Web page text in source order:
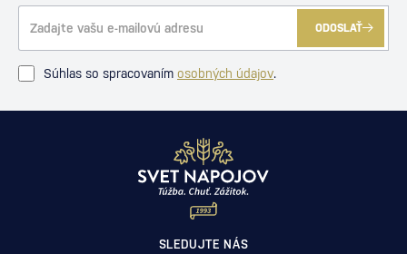
ODOSLAŤ
Súhlas so spracovaním osobných údajov.
SLEDUJTE NÁS